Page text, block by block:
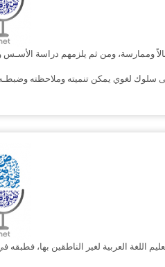
وممارسة، ومن ثم يلزمهم دراسة الأسـس
سلوك لغوي يمكن تنميته وملاحظته
اللغة العربية لغير الناطقين بها،